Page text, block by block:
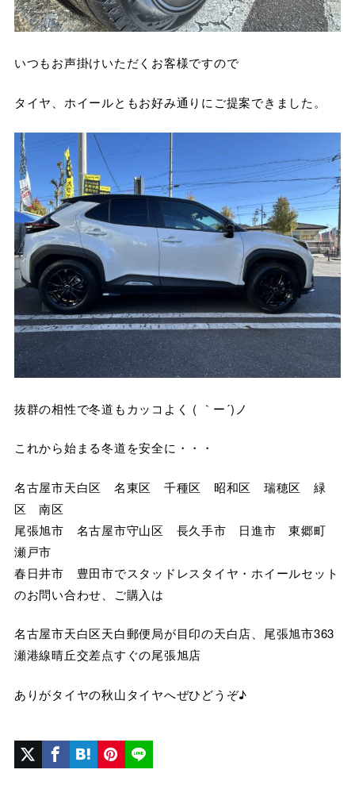
いつもお声掛けいただくお客様ですので
タイヤ、ホイールともお好み通りにご提案できました。
抜群の相性で冬道もカッコよく ( ｀ー´)ノ
これから始まる冬道を安全に・・・
名古屋市天白区 名東区 千種区 昭和区 瑞穂区 緑
区 南区
尾張旭市 名古屋市守山区 長久手市 日進市 東郷町
瀬戸市
春日井市 豊田市でスタッドレスタイヤ・ホイールセット
のお問い合わせ、ご購入は
名古屋市天白区天白郵便局が目印の天白店、尾張旭市363
瀬港線晴丘交差点すぐの尾張旭店
ありがタイヤの秋山タイヤへぜひどうぞ♪